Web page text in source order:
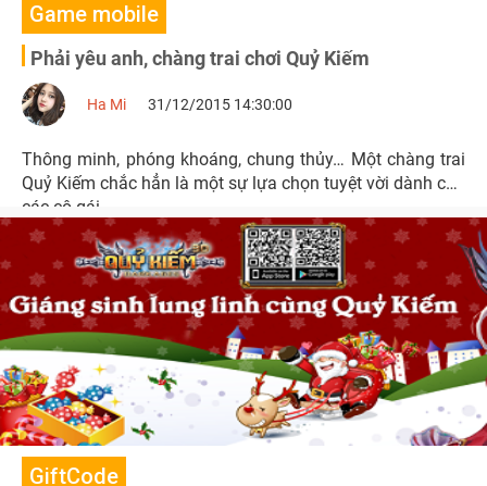
Game mobile
Phải yêu anh, chàng trai chơi Quỷ Kiếm
Ha Mi 31/12/2015 14:30:00
Thông minh, phóng khoáng, chung thủy… Một chàng trai
Quỷ Kiếm chắc hẳn là một sự lựa chọn tuyệt vời dành cho
các cô gái.
GiftCode